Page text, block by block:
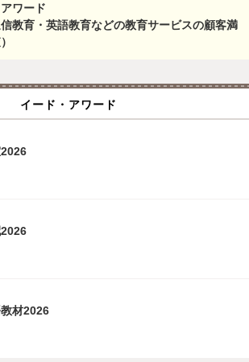
ワード
信教育・英語教育などの教育サービスの顧客満
イード・アワード
材2026